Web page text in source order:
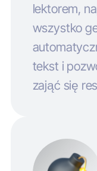
lektorem,
wszystko
tekst i
zająć się